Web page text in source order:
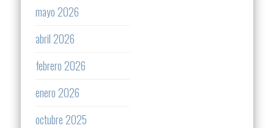
mayo 2026
abril 2026
febrero 2026
enero 2026
octubre 2025